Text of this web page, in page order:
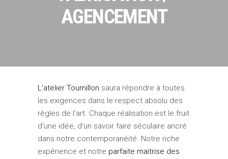
AGENCEMENT
L’atelier Tournillon saura répondre à toutes
les exigences dans le respect absolu des
règles de l’art. Chaque réalisation est le fruit
d’une idée, d’un savoir faire séculaire ancré
dans notre contemporanéité. Notre riche
expérience et notre parfaite maitrise des